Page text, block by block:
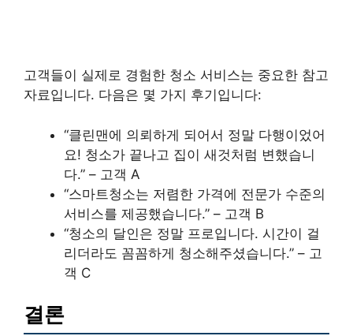
고객들이 실제로 경험한 청소 서비스는 중요한 참고
자료입니다. 다음은 몇 가지 후기입니다:
“클린맨에 의뢰하게 되어서 정말 다행이었어
요! 청소가 끝나고 집이 새것처럼 변했습니
다.” – 고객 A
“스마트청소는 저렴한 가격에 전문가 수준의
서비스를 제공했습니다.” – 고객 B
“청소의 달인은 정말 프로입니다. 시간이 걸
리더라도 꼼꼼하게 청소해주셨습니다.” – 고
객 C
결론